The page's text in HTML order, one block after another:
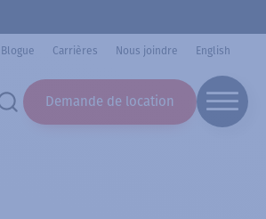
Blogue Carrières Nous joindre English
Demande de location